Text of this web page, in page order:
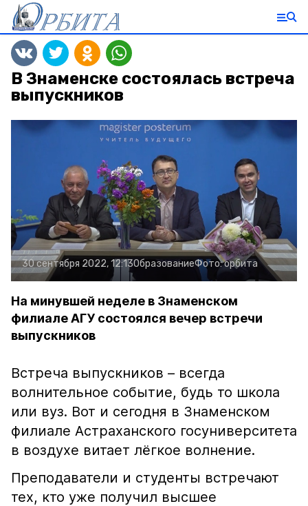
В Знаменске состоялась встреча
выпускников
30 сентября 2022, 12:13ОбразованиеФото:орбита
На минувшей неделе в Знаменском
филиале АГУ состоялся вечер встречи
выпускников
Встреча выпускников – всегда
волнительное событие, будь то школа
или вуз. Вот и сегодня в Знаменском
филиале Астраханского госуниверситета
в воздухе витает лëгкое волнение.
Преподаватели и студенты встречают
тех, кто уже получил высшее